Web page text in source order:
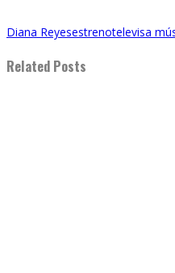
Diana Reyesestrenotelevisa
Related Posts